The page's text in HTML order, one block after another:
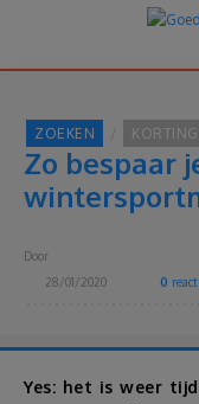
Home
Over Goedkoop.be
Korting
ZOEKEN
Zo bespaar
Door
28/01/2020
0
Yes: het is weer